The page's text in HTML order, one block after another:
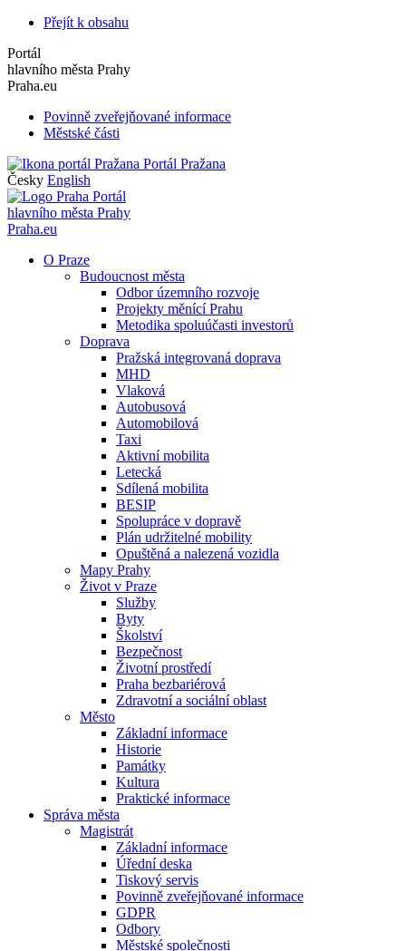
Přejít k obsahu
Portál
hlavního města Prahy
Praha.eu
Povinně zveřejňované informace
Městské části
Portál Pražana
Česky English
Portál
hlavního města Prahy
Praha.eu
O Praze
Budoucnost města
Odbor územního rozvoje
Projekty měnící Prahu
Metodika spoluúčasti investorů
Doprava
Pražská integrovaná doprava
MHD
Vlaková
Autobusová
Automobilová
Taxi
Aktivní mobilita
Letecká
Sdílená mobilita
BESIP
Spolupráce v dopravě
Plán udržitelné mobility
Opuštěná a nalezená vozidla
Mapy Prahy
Život v Praze
Služby
Byty
Školství
Bezpečnost
Životní prostředí
Praha bezbariérová
Zdravotní a sociální oblast
Město
Základní informace
Historie
Památky
Kultura
Praktické informace
Správa města
Magistrát
Základní informace
Úřední deska
Tiskový servis
Povinně zveřejňované informace
GDPR
Odbory
Městské společnosti